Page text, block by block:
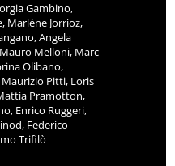
Gambino,
Marlène Jorrioz,
Angela
Melloni, Marc
Olibano,
Maurizio Pitti, Loris
Pramotton,
Enrico Ruggeri,
Federico
Trifilò